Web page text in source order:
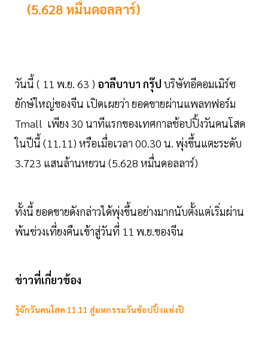
(5.628 หมื่นดอลลาร์)
วันนี้ ( 11 พ.ย. 63 ) อาลีบาบา กรุ๊ป บริษัทอีคอมเมิร์ซ
ยักษ์ใหญ่ของจีน เปิดเผยว่า ยอดขายผ่านแพลทฟอร์ม
Tmall เพียง 30 นาทีแรกของเทศกาลช้อปปิ้งวันคนโสด
ในปีนี้ (11.11) หรือเมื่อเวลา 00.30 น. พุ่งขึ้นแตะระดับ
3.723 แสนล้านหยวน (5.628 หมื่นดอลลาร์)
ทั้งนี้ ยอดขายดังกล่าวได้พุ่งขึ้นอย่างมากนับตั้งแต่เริ่มผ่าน
พ้นช่วงเที่ยงคืนเข้าสู่วันที่ 11 พ.ย.ของจีน
ข่าวที่เกี่ยวข้อง
รู้จักวันคนโสด 11.11 สู่มหกรรมวันช้อปปิ้งแห่งปี